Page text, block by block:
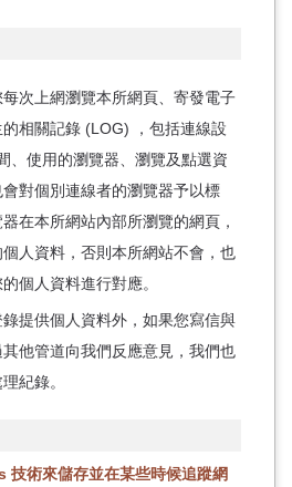
次上網瀏覽本所網頁、寄發電子
相關記錄 (LOG) ，包括連線設
、使用的瀏覽器、瀏覽及點選資
對個別連線者的瀏覽器予以標
在本所網站內部所瀏覽的網頁，
人資料，否則本所網站不會，也
個人資料進行對應。
提供個人資料外，如果您寫信與
他管道向我們反應意見，我們也
紀錄。
技術來儲存並在某些時候追蹤網